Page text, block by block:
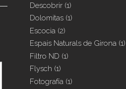
Descobrir (1)
Dolomitas (1)
Escocia (2)
Espais Naturals de Girona (1)
Filtro ND (1)
Flysch (1)
Fotografía (1)